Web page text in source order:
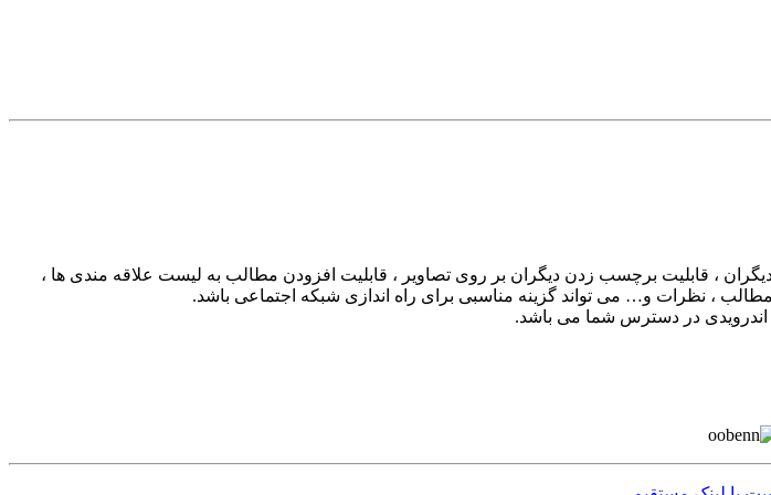
دیگران ، قابلیت برچسب زدن دیگران بر روی تصاویر ، قابلیت افزودن مطالب به لیست علاقه مندی ها ،
، نظرات و… می تواند گزینه مناسبی برای راه اندازی شبکه اجتماعی باشد.
اندرویدی در دسترس شما می باشد.